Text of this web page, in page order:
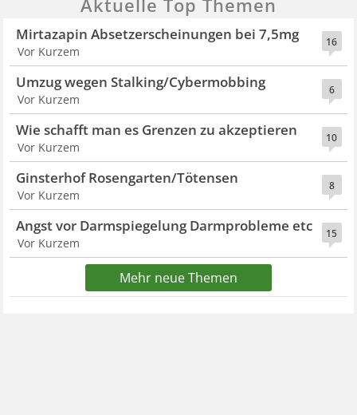
Aktuelle Top Themen
16
Mirtazapin Absetzerscheinungen bei 7,5mg
Vor Kurzem
6
Umzug wegen Stalking/Cybermobbing
Vor Kurzem
10
Wie schafft man es Grenzen zu akzeptieren
Vor Kurzem
8
Ginsterhof Rosengarten/Tötensen
Vor Kurzem
15
Angst vor Darmspiegelung Darmprobleme etc
Vor Kurzem
Mehr neue Themen